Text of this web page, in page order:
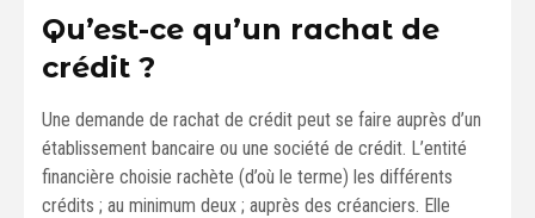
Qu’est-ce qu’un rachat de
crédit ?
Une demande de rachat de crédit peut se faire auprès d’un
établissement bancaire ou une société de crédit. L’entité
financière choisie rachète (d’où le terme) les différents
crédits ; au minimum deux ; auprès des créanciers. Elle